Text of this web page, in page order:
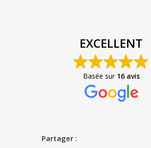
EXCELLENT
Basée sur 16 avis
Service top 👌 Très satisfait,
communication rapide et produit
conforme. Je recommande
Partager :